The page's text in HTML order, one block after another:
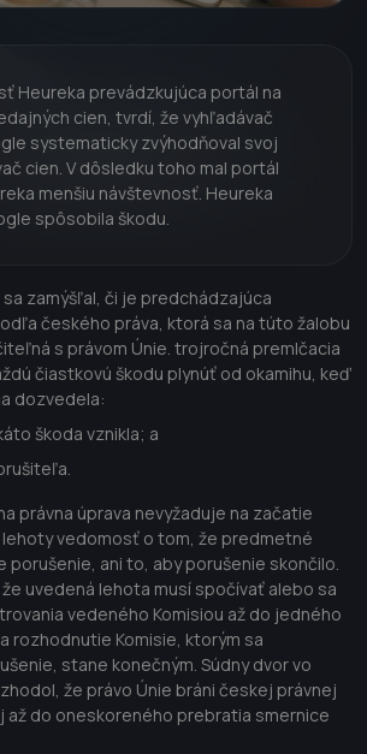
Heureka prevádzkujúca portál na
cien, tvrdí, že vyhľadávač
systematicky zvýhodňoval svoj
cien. V dôsledku toho mal portál
menšiu návštevnosť. Heureka
spôsobila škodu.
sa zamýšľal, či je predchádzajúca
českého práva, ktorá sa na túto žalobu
s právom Únie. trojročná premlčacia
čiastkovú škodu plynúť od okamihu, keď
dozvedela:
škoda vznikla; a
právna úprava nevyžaduje na začatie
vedomosť o tom, že predmetné
porušenie, ani to, aby porušenie skončilo.
uvedená lehota musí spočívať alebo sa
vedeného Komisiou až do jedného
rozhodnutie Komisie, ktorým sa
stane konečným. Súdny dvor vo
že právo Únie bráni českej právnej
do oneskoreného prebratia smernice